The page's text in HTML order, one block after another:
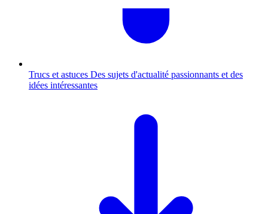
Trucs et astuces Des sujets d'actualité passionnants et des
idées intéressantes